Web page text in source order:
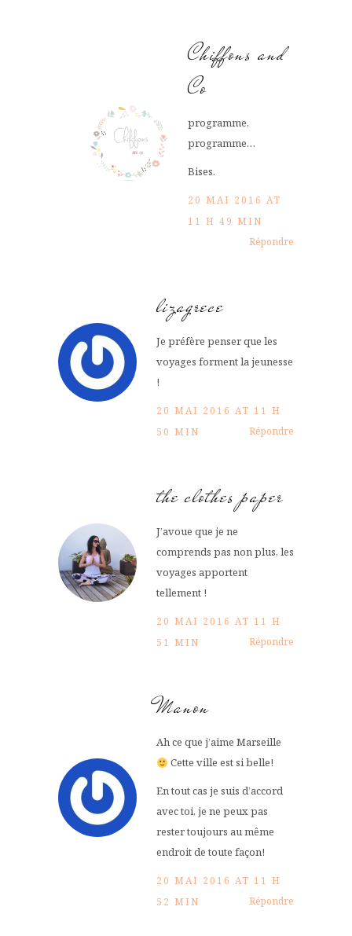
Chiffons and
Co
programme,
programme…
Bises.
20 MAI 2016 AT
11 H 49 MIN
Répondre
lizagrece
Je préfère penser que les
voyages forment la jeunesse
!
20 MAI 2016 AT 11 H
50 MIN
Répondre
the clothes paper
J’avoue que je ne
comprends pas non plus, les
voyages apportent
tellement !
20 MAI 2016 AT 11 H
51 MIN
Répondre
Manon
Ah ce que j’aime Marseille
Cette ville est si belle!
En tout cas je suis d’accord
avec toi, je ne peux pas
rester toujours au même
endroit de toute façon!
20 MAI 2016 AT 11 H
52 MIN
Répondre